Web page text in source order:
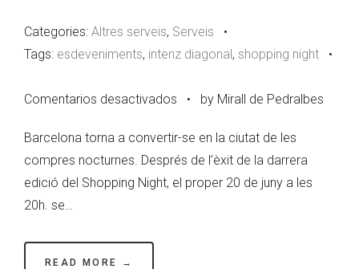
Categories: Altres serveis, Serveis •
Tags: esdeveniments, intenz diagonal, shopping night •
Comentarios desactivados en
Mirall
de
Pedralbes
• by Mirall de Pedralbes
Barcelona torna a convertir-se en la ciutat de les
compres nocturnes. Després de l’èxit de la darrera
edició del Shopping Night, el proper 20 de juny a les
20h. se…
READ MORE →